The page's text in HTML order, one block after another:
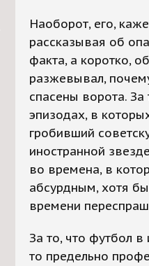
Наоборот, его,
рассказывая об
факта, а коротко,
разжевывал,
спасены ворота.
эпизодах, в
гробивший
иностранной
во времена, в
абсурдным, хотя
времени
За то, что футбол
то предельно